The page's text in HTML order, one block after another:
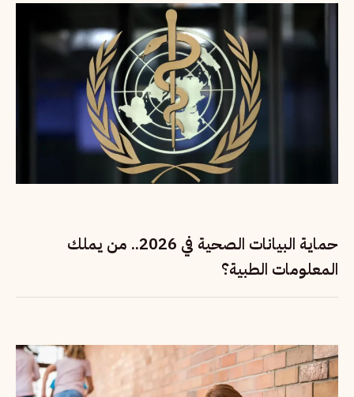
حماية البيانات الصحية في 2026.. من يملك
المعلومات الطبية؟